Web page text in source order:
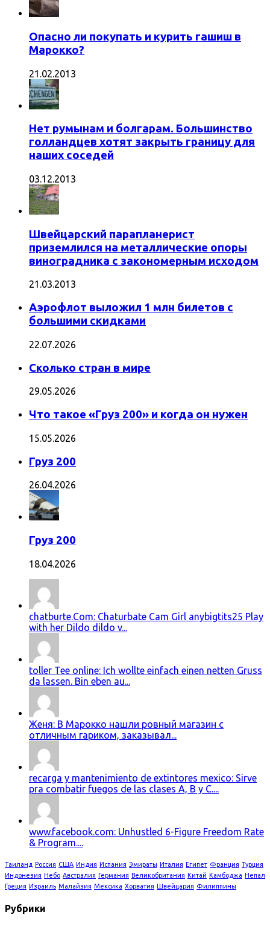
Опасно ли покупать и курить гашиш в
Марокко?
21.02.2013
Нет румынам и болгарам. Большинство
голландцев хотят закрыть границу для
наших соседей
03.12.2013
Швейцарский парапланерист
приземлился на металлические опоры
виноградника с закономерным исходом
21.03.2013
Аэрофлот выложил 1 млн билетов с
большими скидками
22.07.2026
Сколько стран в мире
29.05.2026
Что такое «Груз 200» и когда он нужен
15.05.2026
Груз 200
26.04.2026
Груз 200
18.04.2026
chatburte.Com: Chaturbate Cam Girl anybigtits25 Play
with her Dildo dildo v...
toller Tee online: Ich wollte einfach einen netten Gruss
da lassen. Bin eben au...
Женя: В Марокко нашли ровный магазин с
отличным гариком, заказывал...
recarga y mantenimiento de extintores mexico: Sirve
pra combatir fuegos de las clases A, B y C....
www.facebook.com: Unhustled 6-Figure Freedom Rate
& Program....
Таиланд Россия США Индия Испания Эмираты Италия Египет Франция Турция
Индонезия Небо Австралия Германия Великобритания Китай Камбоджа Непал
Греция Израиль Малайзия Мексика Хорватия Швейцария Филиппины
Рубрики